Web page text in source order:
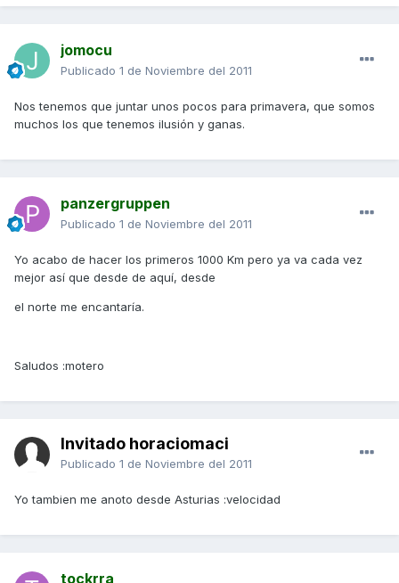
jomocu
Publicado 1 de Noviembre del 2011
Nos tenemos que juntar unos pocos para primavera, que somos
muchos los que tenemos ilusión y ganas.
panzergruppen
Publicado 1 de Noviembre del 2011
Yo acabo de hacer los primeros 1000 Km pero ya va cada vez
mejor así que desde de aquí, desde
el norte me encantaría.
Saludos :motero
Invitado horaciomaci
Publicado 1 de Noviembre del 2011
Yo tambien me anoto desde Asturias :velocidad
tockrra